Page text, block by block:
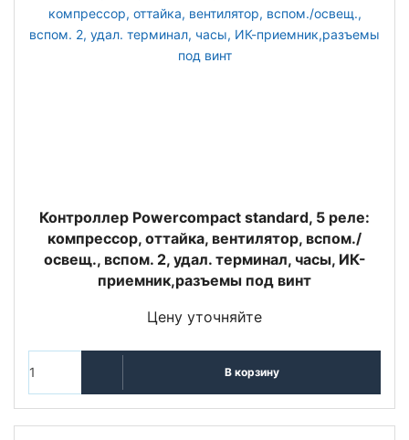
Контроллер Powercompact standard, 5 реле:
компрессор, оттайка, вентилятор, вспом./
освещ., вспом. 2, удал. терминал, часы, ИК-
приемник,разъемы под винт
Цену уточняйте
В корзину